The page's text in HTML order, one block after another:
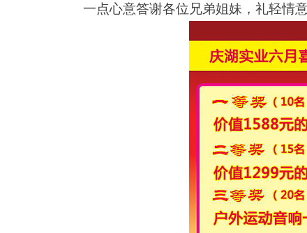
一点心意答谢各位兄弟姐妹，礼轻情